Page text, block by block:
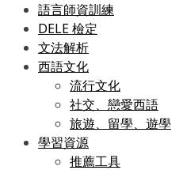
語言師資訓練
DELE 檢定
文法解析
西語文化
流行文化
社交、戀愛西語
旅遊、留學、遊學
學習資源
推薦工具